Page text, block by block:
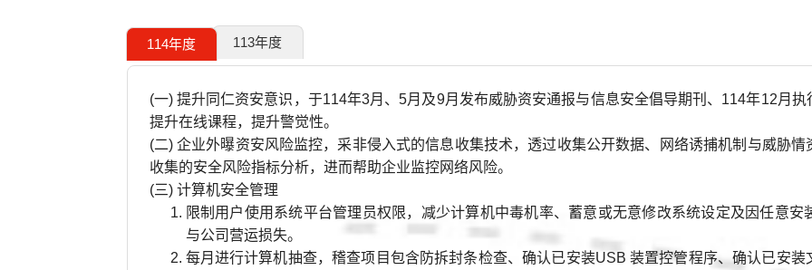
114年度
(一) 提升同仁资安意识，于114年3月、5月及9月发布威胁资安通报与信息安全倡导期刊、114年12月
提升在线课程，提升警觉性。
(二) 企业外曝资安风险监控，采非侵入式的信息收集技术，透过收集公开数据、网络诱捕机制与威胁
收集的安全风险指标分析，进而帮助企业监控网络风险。
(三) 计算机安全管理
限制用户使用系统平台管理员权限，减少计算机中毒机率、蓄意或无意修改系统设定及因任意
与公司营运损失。
每月进行计算机抽查，稽查项目包含防拆封条检查、确认已安装USB 装置控管程序、确认已安
113年度